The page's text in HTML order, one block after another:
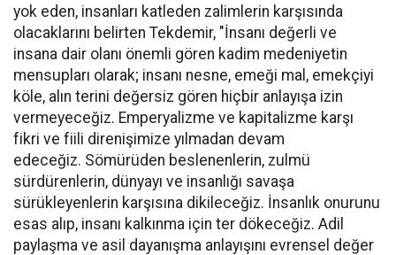
yok eden, insanları katleden zalimlerin karşısında
olacaklarını belirten Tekdemir, "İnsanı değerli ve
insana dair olanı önemli gören kadim medeniyetin
mensupları olarak; insanı nesne, emeği mal, emekçiyi
köle, alın terini değersiz gören hiçbir anlayışa izin
vermeyeceğiz. Emperyalizme ve kapitalizme karşı
fikri ve fiili direnişimize yılmadan devam
edeceğiz. Sömürüden beslenenlerin, zulmü
sürdürenlerin, dünyayı ve insanlığı savaşa
sürükleyenlerin karşısına dikileceğiz. İnsanlık onurunu
esas alıp, insanı kalkınma için ter dökeceğiz. Adil
paylaşma ve asil dayanışma anlayışını evrensel değer